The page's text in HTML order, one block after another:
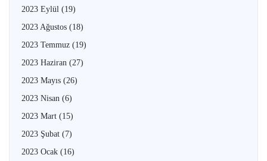
2023 Eylül (19)
2023 Ağustos (18)
2023 Temmuz (19)
2023 Haziran (27)
2023 Mayıs (26)
2023 Nisan (6)
2023 Mart (15)
2023 Şubat (7)
2023 Ocak (16)